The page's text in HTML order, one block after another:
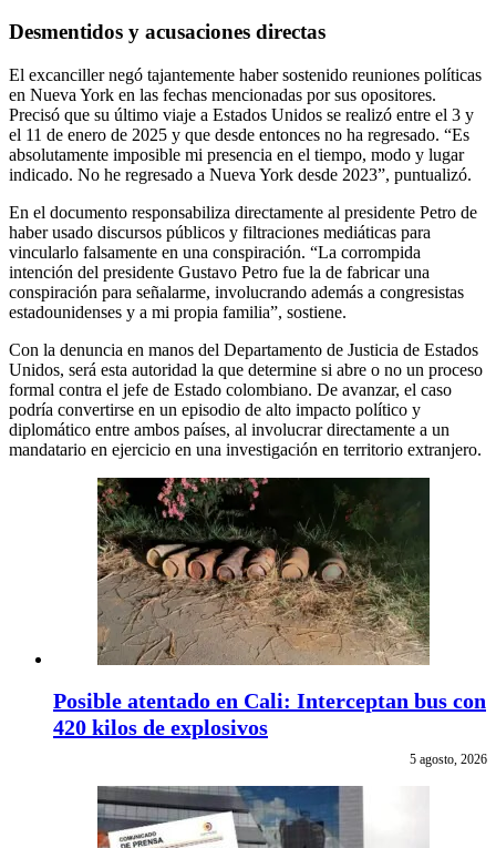
Desmentidos y acusaciones directas
El excanciller negó tajantemente haber sostenido reuniones políticas
en Nueva York en las fechas mencionadas por sus opositores.
Precisó que su último viaje a Estados Unidos se realizó entre el 3 y
el 11 de enero de 2025 y que desde entonces no ha regresado. “Es
absolutamente imposible mi presencia en el tiempo, modo y lugar
indicado. No he regresado a Nueva York desde 2023”, puntualizó.
En el documento responsabiliza directamente al presidente Petro de
haber usado discursos públicos y filtraciones mediáticas para
vincularlo falsamente en una conspiración. “La corrompida
intención del presidente Gustavo Petro fue la de fabricar una
conspiración para señalarme, involucrando además a congresistas
estadounidenses y a mi propia familia”, sostiene.
Con la denuncia en manos del Departamento de Justicia de Estados
Unidos, será esta autoridad la que determine si abre o no un proceso
formal contra el jefe de Estado colombiano. De avanzar, el caso
podría convertirse en un episodio de alto impacto político y
diplomático entre ambos países, al involucrar directamente a un
mandatario en ejercicio en una investigación en territorio extranjero.
Posible atentado en Cali: Interceptan bus con
420 kilos de explosivos
5 agosto, 2026